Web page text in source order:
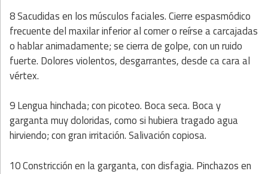
8 Sacudidas en los músculos faciales. Cierre espasmódico
frecuente del maxilar inferior al comer o reírse a carcajadas
o hablar animadamente; se cierra de golpe, con un ruido
fuerte. Dolores violentos, desgarrantes, desde ca cara al
vértex.
9 Lengua hinchada; con picoteo. Boca seca. Boca y
garganta muy doloridas, como si hubiera tragado agua
hirviendo; con gran irritación. Salivación copiosa.
10 Constricción en la garganta, con disfagia. Pinchazos en